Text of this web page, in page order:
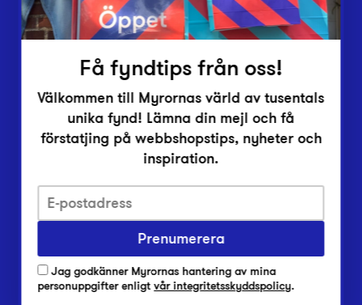
Lediga jobb
Pressrum
Integritetsskyddspolicy
Har du frågor om onlineköp, leverans eller retur?
Har du frågor om vår verksamhet?
Vanliga frågor om Myrorna
Få fyndtips från oss!
Välkommen till Myrornas värld av tusentals
unika fynd! Lämna din mejl och få
förstatjing på webbshopstips, nyheter och
inspiration.
Prenumerera
Jag godkänner Myrornas hantering av mina
personuppgifter enligtvår integritetsskyddspolicy.